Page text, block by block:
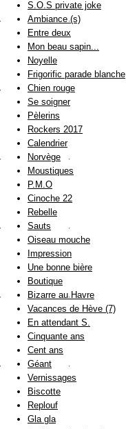
S.O.S private joke
Ambiance (s)
Entre deux
Mon beau sapin...
Noyelle
Frigorific parade blanche
Chien rouge
Se soigner
Pèlerins
Rockers 2017
Calendrier
Norvège
Moustiques
P.M.O
Cinoche 22
Rebelle
Sauts
Oiseau mouche
Impression
Une bonne bière
Boutique
Bizarre au Havre
Vacances de Hève (7)
En attendant S.
Cinquante ans
Cent ans
Géant
Vernissages
Biscotte
Replouf
Gla gla